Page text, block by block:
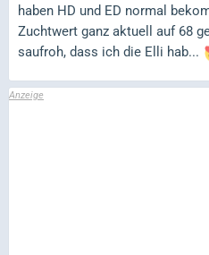
haben HD und ED normal
Zuchtwert ganz aktuell auf 68
saufroh, dass ich die Elli hab...